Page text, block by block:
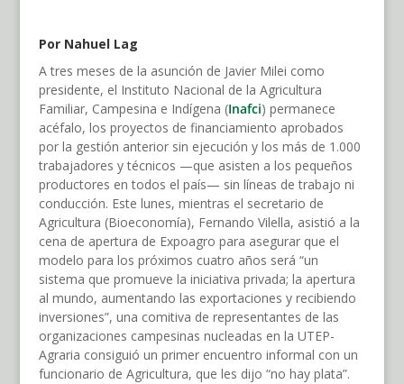
Por Nahuel Lag
A tres meses de la asunción de Javier Milei como
presidente, el Instituto Nacional de la Agricultura
Familiar, Campesina e Indígena (Inafci) permanece
acéfalo, los proyectos de financiamiento aprobados
por la gestión anterior sin ejecución y los más de 1.000
trabajadores y técnicos —que asisten a los pequeños
productores en todos el país— sin líneas de trabajo ni
conducción. Este lunes, mientras el secretario de
Agricultura (Bioeconomía), Fernando Vilella, asistió a la
cena de apertura de Expoagro para asegurar que el
modelo para los próximos cuatro años será “un
sistema que promueve la iniciativa privada; la apertura
al mundo, aumentando las exportaciones y recibiendo
inversiones”, una comitiva de representantes de las
organizaciones campesinas nucleadas en la UTEP-
Agraria consiguió un primer encuentro informal con un
funcionario de Agricultura, que les dijo “no hay plata”.